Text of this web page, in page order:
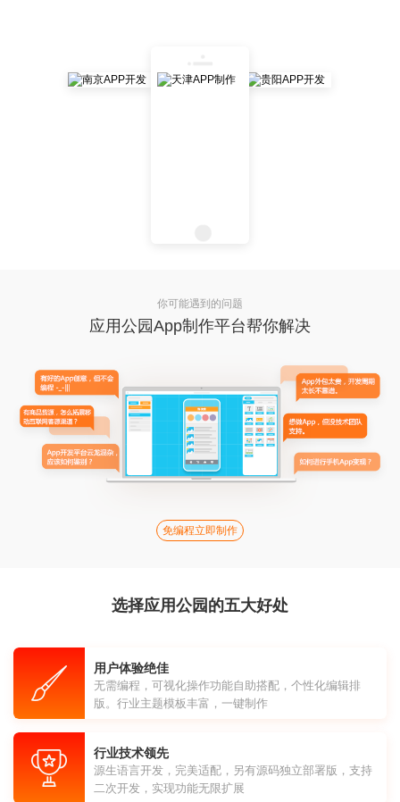
你可能遇到的问题
应用公园App制作平台帮你解决
免编程立即制作
选择应用公园的五大好处
用户体验绝佳
无需编程，可视化操作功能自助搭配，个性化编辑排
版。行业主题模板丰富，一键制作
行业技术领先
源生语言开发，完美适配，另有源码独立部署版，支持
二次开发，实现功能无限扩展